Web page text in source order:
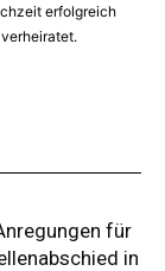
erfolgreich
für
in